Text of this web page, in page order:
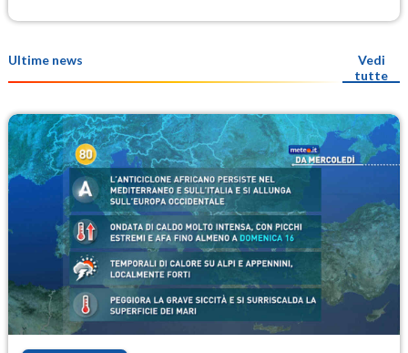
Ultime news
Vedi
tutte